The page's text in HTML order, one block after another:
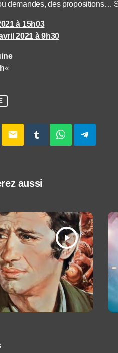
demandes, des propositions…
à 15h03
2021 à 9h30
«
email
aussi
play_arrow